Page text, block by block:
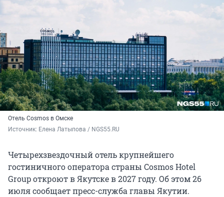
Отель Cosmos в Омске
Источник: Елена Латыпова / NGS55.RU
Четырехзвездочный отель крупнейшего
гостиничного оператора страны Cosmos Hotel
Group откроют в Якутске в 2027 году. Об этом 26
июля сообщает пресс-служба главы Якутии.